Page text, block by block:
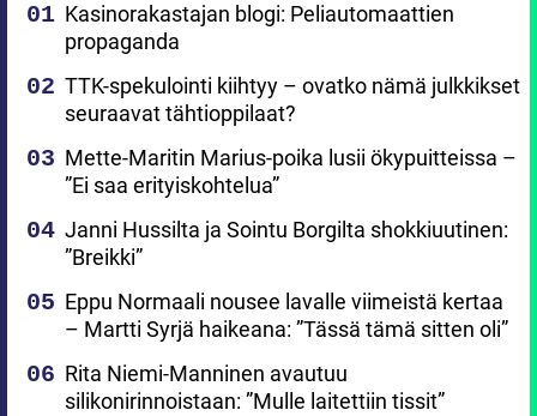
Kasinorakastajan blogi: Peliautomaattien
propaganda
TTK-spekulointi kiihtyy – ovatko nämä julkkikset
seuraavat tähtioppilaat?
Mette-Maritin Marius-poika lusii ökypuitteissa –
”Ei saa erityiskohtelua”
Janni Hussilta ja Sointu Borgilta shokkiuutinen:
”Breikki”
Eppu Normaali nousee lavalle viimeistä kertaa
– Martti Syrjä haikeana: ”Tässä tämä sitten oli”
Rita Niemi-Manninen avautuu
silikonirinnoistaan: ”Mulle laitettiin tissit”